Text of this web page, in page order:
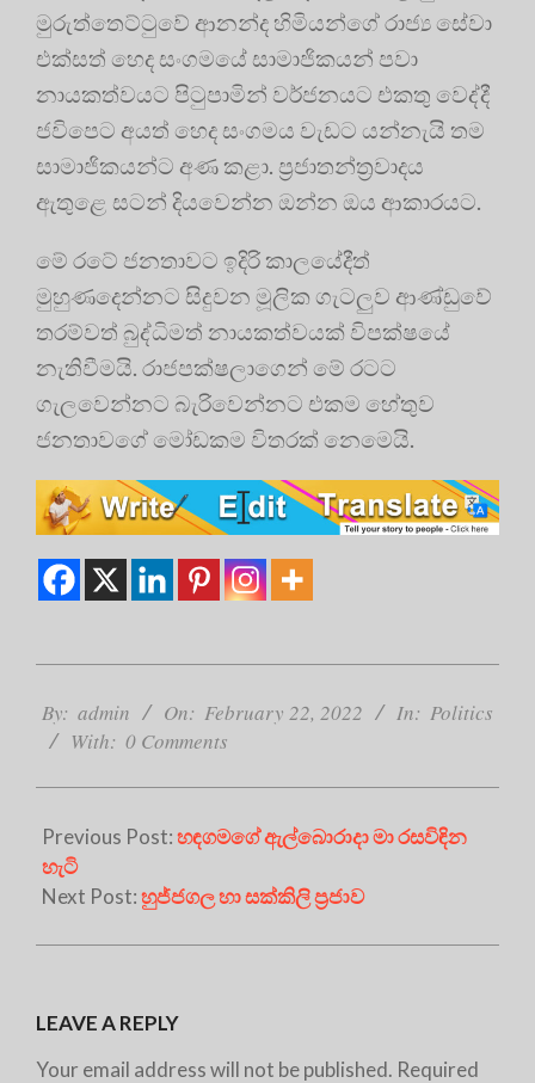
මුරුත්තෙට්ටුවේ ආනන්ද හිමියන්ගේ රාජ්‍ය සේවා
එක්සත් හෙද සංගමයේ සාමාජිකයන් පවා
නායකත්වයට පිටුපාමින් වර්ජනයට එකතු වෙද්දී
ජවිපෙට අයත් හෙද සංගමය වැඩට යන්නැයි තම
සාමාජිකයන්ට අණ කළා. ප්‍රජාතන්ත්‍රවාදය
ඇතුළෙ සටන් දියවෙන්න ඔන්න ඔය ආකාරයට.
මේ රටේ ජනතාවට ඉදිරි කාලයේදීත්
මුහුණදෙන්නට සිදුවන මූලික ගැටලුව ආණ්ඩුවේ
තරම්වත් බුද්ධිමත් නායකත්වයක් විපක්ෂයේ
නැතිවීමයි. රාජපක්ෂලාගෙන් මේ රටට
ගැලවෙන්නට බැරිවෙන්නට එකම හේතුව
ජනතාවගේ මෝඩකම විතරක් නෙමෙයි.
02-
22
By: admin On: February 22, 2022 In: Politics
With: 0 Comments
Previous Post:හඳගමගේ ඇල්බොරාදා මා රසවිඳින
හැටි
Next Post:හුජ්ජගල හා සක්කිලි ප්‍රජාව
LEAVE A REPLY
Your email address will not be published. Required